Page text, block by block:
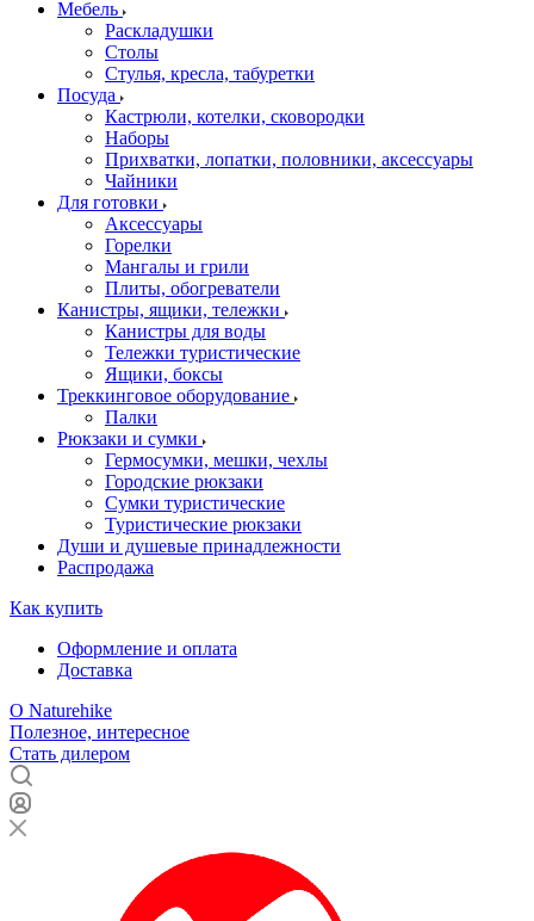
Мебель
Раскладушки
Столы
Стулья, кресла, табуретки
Посуда
Кастрюли, котелки, сковородки
Наборы
Прихватки, лопатки, половники, аксессуары
Чайники
Для готовки
Аксессуары
Горелки
Мангалы и грили
Плиты, обогреватели
Канистры, ящики, тележки
Канистры для воды
Тележки туристические
Ящики, боксы
Треккинговое оборудование
Палки
Рюкзаки и сумки
Гермосумки, мешки, чехлы
Городские рюкзаки
Сумки туристические
Туристические рюкзаки
Души и душевые принадлежности
Распродажа
Как купить
Оформление и оплата
Доставка
О Naturehike
Полезное, интересное
Стать дилером